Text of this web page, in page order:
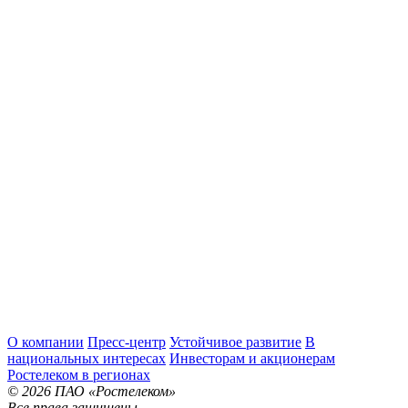
О компании Пресс-центр Устойчивое развитие В
национальных интересах Инвесторам и акционерам
Ростелеком в регионах
© 2026 ПАО «Ростелеком»